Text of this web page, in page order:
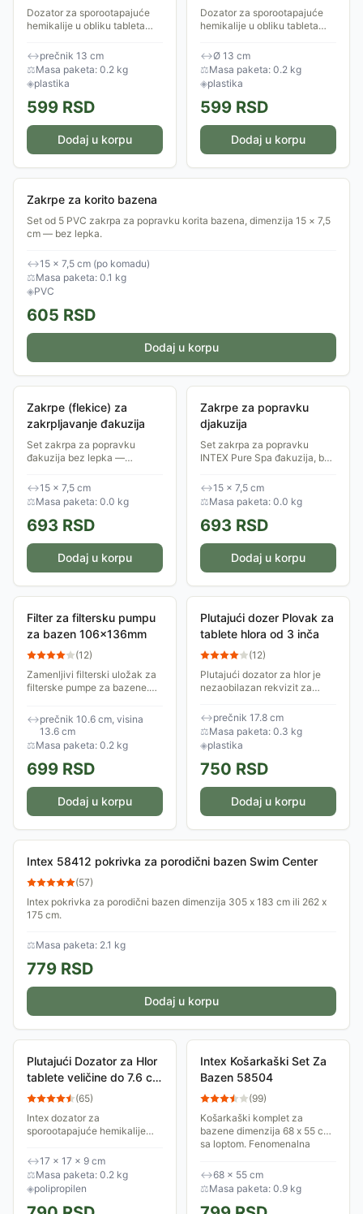
Dozator za sporootapajuće
hemikalije u obliku tableta
Integrisan termometar za
merenje temperature vode
↔prečnik 13 cm
⚖Masa paketa: 0.2 kg
◈plastika
599 RSD
Dodaj u korpu
Dozator za sporootapajuće
hemikalije u obliku tableta
Izrađen je od plastike.
↔Ø 13 cm
⚖Masa paketa: 0.2 kg
◈plastika
599 RSD
Dodaj u korpu
Zakrpe za korito bazena
Set od 5 PVC zakrpa za popravku korita bazena, dimenzija 15 × 7,5
cm — bez lepka.
↔15 × 7,5 cm (po komadu)
⚖Masa paketa: 0.1 kg
◈PVC
605 RSD
Dodaj u korpu
Zakrpe (flekice) za
zakrpljavanje đakuzija
Set zakrpa za popravku
đakuzija bez lepka —
pakovanje sadrži više flekica.
↔15 × 7,5 cm
⚖Masa paketa: 0.0 kg
693 RSD
Dodaj u korpu
Zakrpe za popravku
djakuzija
Set zakrpa za popravku
INTEX Pure Spa đakuzija, bez
↔15 × 7,5 cm
⚖Masa paketa: 0.0 kg
693 RSD
Dodaj u korpu
Filter za filtersku pumpu
za bazen 106x136mm
(12)
Zamenljivi filterski uložak za
filterske pumpe za bazene.
136mm. Ekološki prihvatljiv,
jer se može koristiti više puta
-...
↔prečnik 10.6 cm, visina
13.6 cm
⚖Masa paketa: 0.2 kg
699 RSD
Dodaj u korpu
Plutajući dozer Plovak za
tablete hlora od 3 inča
(12)
Plutajući dozator za hlor je
nezaobilazan rekvizit za
želi sigurnu i dezinfikovanu
vodu tokom celog leta.
Dizajniran za...
↔prečnik 17.8 cm
⚖Masa paketa: 0.3 kg
◈plastika
750 RSD
Dodaj u korpu
Intex 58412 pokrivka za porodični bazen Swim Center
(57)
Intex pokrivka za porodični bazen dimenzija 305 x 183 cm ili 262 x
175 cm.
⚖Masa paketa: 2.1 kg
779 RSD
Dodaj u korpu
Plutajući Dozator za Hlor
tablete veličine do 7.6 cm
Intex 29041
(65)
Intex dozator za
sporootapajuće hemikalije
Idealan je za sve bazene.
Napravljen je od plastike.
Lako se koristi i...
↔17 × 17 × 9 cm
⚖Masa paketa: 0.2 kg
◈polipropilen
Intex Košarkaški Set Za
Bazen 58504
(99)
Košarkaški komplet za
bazene dimenzija 68 x 55 cm
sa loptom. Fenomenalna
će učestvovati i oni stariji...
↔68 × 55 cm
⚖Masa paketa: 0.9 kg